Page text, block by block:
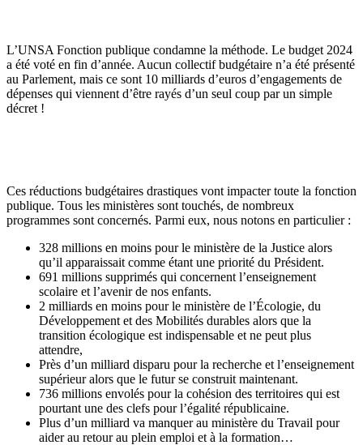
L’UNSA Fonction publique condamne la méthode. Le budget 2024
a été voté en fin d’année. Aucun collectif budgétaire n’a été présenté
au Parlement, mais ce sont 10 milliards d’euros d’engagements de
dépenses qui viennent d’être rayés d’un seul coup par un simple
décret !
Ces réductions budgétaires drastiques vont impacter toute la fonction
publique. Tous les ministères sont touchés, de nombreux
programmes sont concernés. Parmi eux, nous notons en particulier :
328 millions en moins pour le ministère de la Justice alors
qu’il apparaissait comme étant une priorité du Président.
691 millions supprimés qui concernent l’enseignement
scolaire et l’avenir de nos enfants.
2 milliards en moins pour le ministère de l’Écologie, du
Développement et des Mobilités durables alors que la
transition écologique est indispensable et ne peut plus
attendre,
Près d’un milliard disparu pour la recherche et l’enseignement
supérieur alors que le futur se construit maintenant.
736 millions envolés pour la cohésion des territoires qui est
pourtant une des clefs pour l’égalité républicaine.
Plus d’un milliard va manquer au ministère du Travail pour
aider au retour au plein emploi et à la formation…